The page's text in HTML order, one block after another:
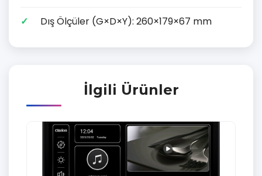
Dış Ölçüler (G×D×Y): 260×179×67 mm
İlgili Ürünler